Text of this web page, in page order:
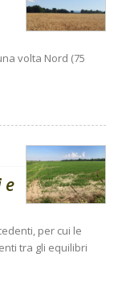
volta Nord (75
e
per cui le
tra gli equilibri